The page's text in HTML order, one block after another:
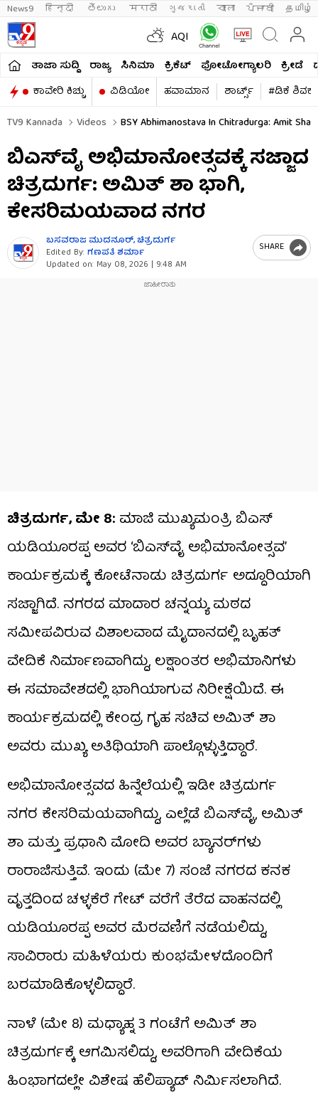
News9 हिन्दी తెలుగు मराठी ગુજરાતી বাংলা ਪੰਜਾਬੀ தமிழ்
AQI
ತಾಜಾ ಸುದ್ದಿ ರಾಜ್ಯ ಸಿನಿಮಾ ಕ್ರಿಕೆಟ್​ ಫೋಟೋಗ್ಯಾಲರಿ ಕ್ರೀಡೆ
ಕಾವೇರಿ ಕಿಚ್ಚು
ವಿಡಿಯೋ ಹವಾಮಾನ ಶಾರ್ಟ್ಸ್​
#ಡಿಕೆ
TV9 Kannada
Videos BSY Abhimanostava In Chitradurga: Amit
ಬಿಎಸ್​ವೈ ಅಭಿಮಾನೋತ್ಸವಕ್ಕೆ ಸಜ್ಜಾದ
ಚಿತ್ರದುರ್ಗ: ಅಮಿತ್ ಶಾ ಭಾಗಿ,
ಕೇಸರಿಮಯವಾದ ನಗರ
ಬಸವರಾಜ ಮುದನೂರ್, ಚಿತ್ರದುರ್ಗ
Edited By: ಗಣಪತಿ ಶರ್ಮಾ
Updated on: May 08, 2026 | 9:48 AM
SHARE
ಚಿತ್ರದುರ್ಗ, ಮೇ 8: ಮಾಜಿ ಮುಖ್ಯಮಂತ್ರಿ ಬಿಎಸ್
ಯಡಿಯೂರಪ್ಪ ಅವರ ‘ಬಿಎಸ್​ವೈ ಅಭಿಮಾನೋತ್ಸವ’
ಕಾರ್ಯಕ್ರಮಕ್ಕೆ ಕೋಟೆನಾಡು ಚಿತ್ರದುರ್ಗ ಅದ್ದೂರಿಯಾಗಿ
ಸಜ್ಜಾಗಿದೆ. ನಗರದ ಮಾದಾರ ಚನ್ನಯ್ಯ ಮಠದ
ಸಮೀಪವಿರುವ ವಿಶಾಲವಾದ ಮೈದಾನದಲ್ಲಿ ಬೃಹತ್
ವೇದಿಕೆ ನಿರ್ಮಾಣವಾಗಿದ್ದು, ಲಕ್ಷಾಂತರ ಅಭಿಮಾನಿಗಳು
ಈ ಸಮಾವೇಶದಲ್ಲಿ ಭಾಗಿಯಾಗುವ ನಿರೀಕ್ಷೆಯಿದೆ. ಈ
ಕಾರ್ಯಕ್ರಮದಲ್ಲಿ ಕೇಂದ್ರ ಗೃಹ ಸಚಿವ ಅಮಿತ್ ಶಾ
ಅವರು ಮುಖ್ಯ ಅತಿಥಿಯಾಗಿ ಪಾಲ್ಗೊಳ್ಳುತ್ತಿದ್ದಾರೆ.
ಅಭಿಮಾನೋತ್ಸವದ ಹಿನ್ನೆಲೆಯಲ್ಲಿ ಇಡೀ ಚಿತ್ರದುರ್ಗ
ನಗರ ಕೇಸರಿಮಯವಾಗಿದ್ದು, ಎಲ್ಲೆಡೆ ಬಿಎಸ್​ವೈ, ಅಮಿತ್
ಶಾ ಮತ್ತು ಪ್ರಧಾನಿ ಮೋದಿ ಅವರ ಬ್ಯಾನರ್‌ಗಳು
ರಾರಾಜಿಸುತ್ತಿವೆ. ಇಂದು (ಮೇ 7) ಸಂಜೆ ನಗರದ ಕನಕ
ವೃತ್ತದಿಂದ ಚಳ್ಳಕೆರೆ ಗೇಟ್ ವರೆಗೆ ತೆರೆದ ವಾಹನದಲ್ಲಿ
ಯಡಿಯೂರಪ್ಪ ಅವರ ಮೆರವಣಿಗೆ ನಡೆಯಲಿದ್ದು,
ಸಾವಿರಾರು ಮಹಿಳೆಯರು ಕುಂಭಮೇಳದೊಂದಿಗೆ
ಬರಮಾಡಿಕೊಳ್ಳಲಿದ್ದಾರೆ.
ನಾಳೆ (ಮೇ 8) ಮಧ್ಯಾಹ್ನ 3 ಗಂಟೆಗೆ ಅಮಿತ್ ಶಾ
ಚಿತ್ರದುರ್ಗಕ್ಕೆ ಆಗಮಿಸಲಿದ್ದು, ಅವರಿಗಾಗಿ ವೇದಿಕೆಯ
ಹಿಂಭಾಗದಲ್ಲೇ ವಿಶೇಷ ಹೆಲಿಪ್ಯಾಡ್ ನಿರ್ಮಿಸಲಾಗಿದೆ.